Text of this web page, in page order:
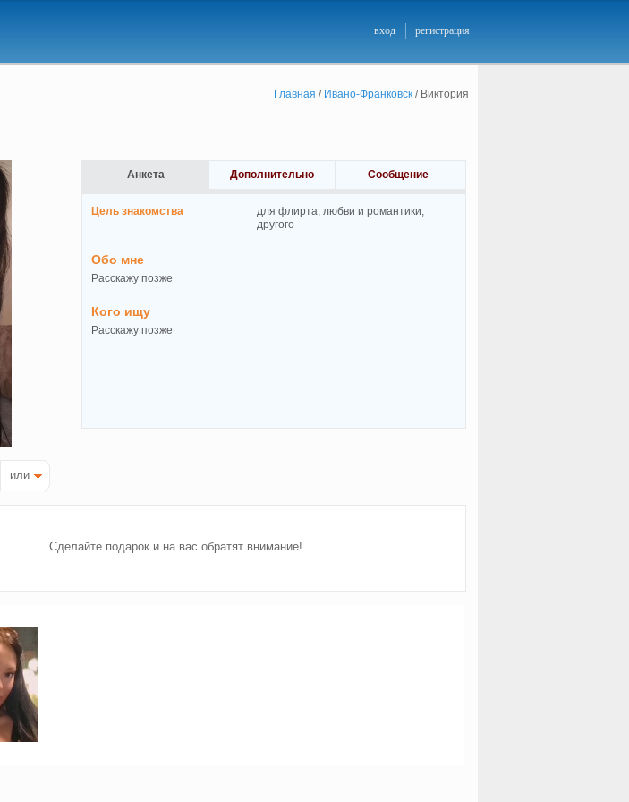
вход регистрация
Главная / Ивано-Франковск/ Виктория
или
Анкета Дополнительно Сообщение
Цель знакомства
для флирта, любви и романтики,
другого
Обо мне
Расскажу позже
Кого ищу
Расскажу позже
Сделайте подарок и на вас обратят внимание!